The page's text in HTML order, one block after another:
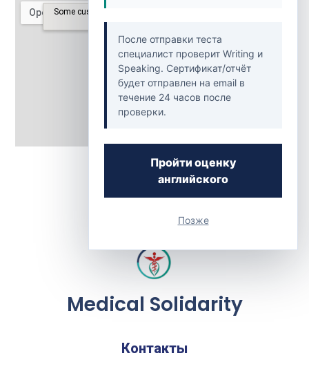
После отправки теста
специалист проверит Writing и
Speaking. Сертификат/отчёт
будет отправлен на email в
течение 24 часов после
проверки.
Пройти оценку
английского
Позже
Back to Clinics
Medical Solidarity
Контакты